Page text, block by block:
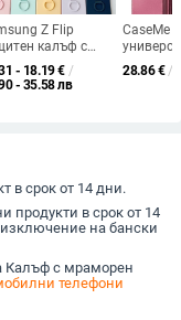
Z Flip
калъф с
прозорец и
за държане,
- 18.19€ /
- 35.58 лв
CaseMe
за
— две
28.86€ /
в срок от 14 дни.
продукти в срок от 14
на бански
Калъф с мраморен
телефони